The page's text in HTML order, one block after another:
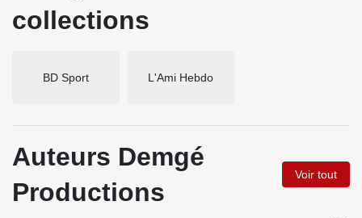
collections
BD Sport L'Ami Hebdo
Auteurs Demgé
Productions
Voir tout